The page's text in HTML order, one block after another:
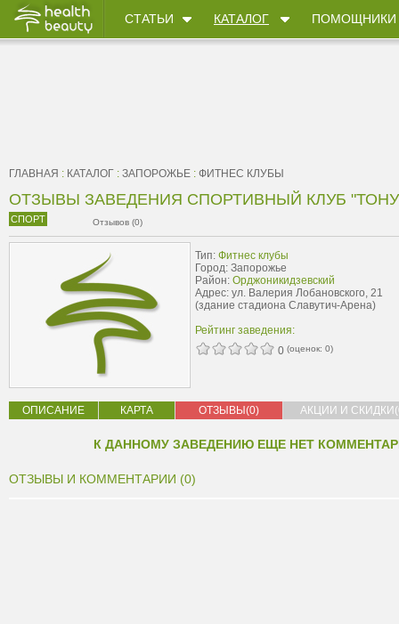
СТАТЬИ КАТАЛОГ ПОМОЩНИКИ
ГЛАВНАЯ : КАТАЛОГ : ЗАПОРОЖЬЕ : ФИТНЕС КЛУБЫ
ОТЗЫВЫ ЗАВЕДЕНИЯ СПОРТИВНЫЙ КЛУБ
СПОРТ Отзывов (0)
Тип: Фитнес клубы
Город: Запорожье
Район: Орджоникидзевский
Адрес: ул. Валерия Лобановского, 21
(здание стадиона Славутич-Арена)
Рейтинг заведения:
0 (оценок: 0)
ОПИСАНИЕ КАРТА ОТЗЫВЫ(0) АКЦИИ И
К ДАННОМУ ЗАВЕДЕНИЮ ЕЩЕ НЕТ
ОТЗЫВЫ И КОММЕНТАРИИ (0)